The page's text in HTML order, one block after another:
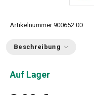
Artikelnummer 900652.00
Beschreibung
Auf Lager